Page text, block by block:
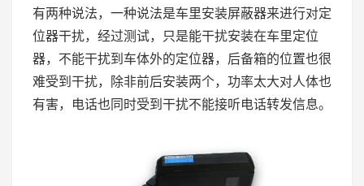
有两种说法，一种说法是车里安装屏蔽器来进行对定
位器干扰，经过测试，只是能干扰安装在车里定位
器，不能干扰到车体外的定位器，后备箱的位置也很
难受到干扰，除非前后安装两个，功率太大对人体也
有害，电话也同时受到干扰不能接听电话转发信息。